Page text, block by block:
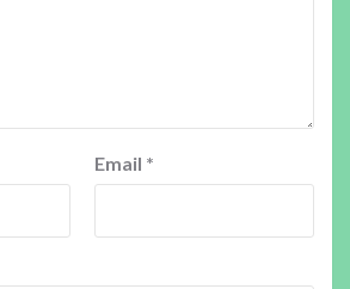
Email *